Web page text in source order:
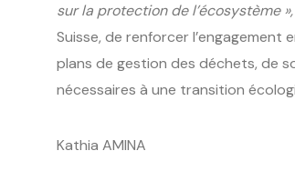
sur la protection de l’écosystème »,
Suisse, de renforcer
plans de gestion des déchets, de
nécessaires à une transition
Kathia AMINA